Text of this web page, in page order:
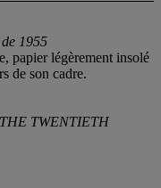
1955
papier légèrement insolé
de son cadre.
TWENTIETH